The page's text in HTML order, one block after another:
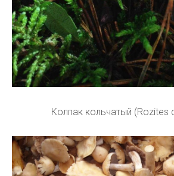
Колпак кольчатый (Rozites